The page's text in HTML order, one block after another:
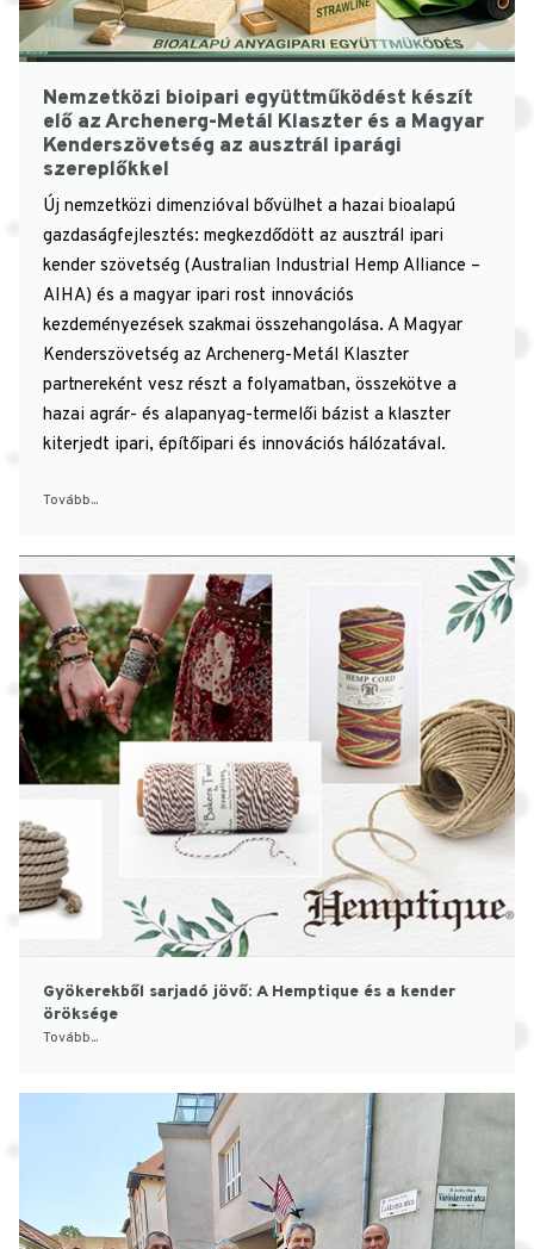
Nemzetközi bioipari együttműködést készít
elő az Archenerg-Metál Klaszter és a Magyar
Kenderszövetség az ausztrál iparági
szereplőkkel
Új nemzetközi dimenzióval bővülhet a hazai bioalapú
gazdaságfejlesztés: megkezdődött az ausztrál ipari
kender szövetség (Australian Industrial Hemp Alliance –
AIHA) és a magyar ipari rost innovációs
kezdeményezések szakmai összehangolása. A Magyar
Kenderszövetség az Archenerg-Metál Klaszter
partnereként vesz részt a folyamatban, összekötve a
hazai agrár- és alapanyag-termelői bázist a klaszter
kiterjedt ipari, építőipari és innovációs hálózatával.
Tovább...
Gyökerekből sarjadó jövő: A Hemptique és a kender
öröksége
Tovább...